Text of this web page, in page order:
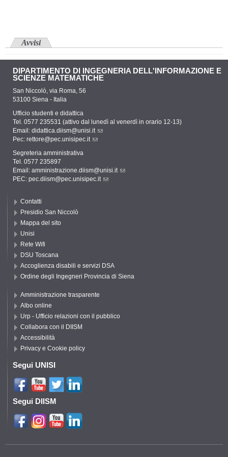
Avvisi
DIPARTIMENTO DI INGEGNERIA DELL'INFORMAZIONE E
SCIENZE MATEMATICHE
San Niccolò, via Roma, 56
53100 Siena - Italia
Ufficio studenti e didattica
Tel. 0577 235531 (attivo dal lunedì al venerdì in orario 12-13)
Email: didattica.diism@unisi.it
Pec: rettore@pec.unisipec.it
Segreteria amministrativa
Tel. 0577 235897
Email: amministrazione.diism@unisi.it
PEC: pec.diism@pec.unisipec.it
Contatti
Presidio San Niccolò
Mappa del sito
Unisi
Rete Wifi
DSU Toscana
Accoglienza disabili e servizi DSA
Ordine degli Ingegneri Provincia di Siena
Amministrazione trasparente
Albo online
Urp - Ufficio relazioni con il pubblico
Collabora con il DIISM
Accessibilità
Privacy e Cookie policy
Segui UNISI
Segui DIISM